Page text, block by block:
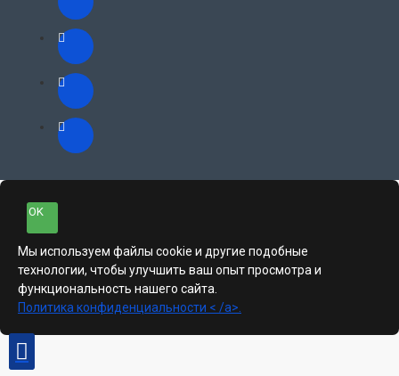
OK
Мы используем файлы cookie и другие подобные
технологии, чтобы улучшить ваш опыт просмотра и
функциональность нашего сайта.
Политика конфиденциальности < /a>.